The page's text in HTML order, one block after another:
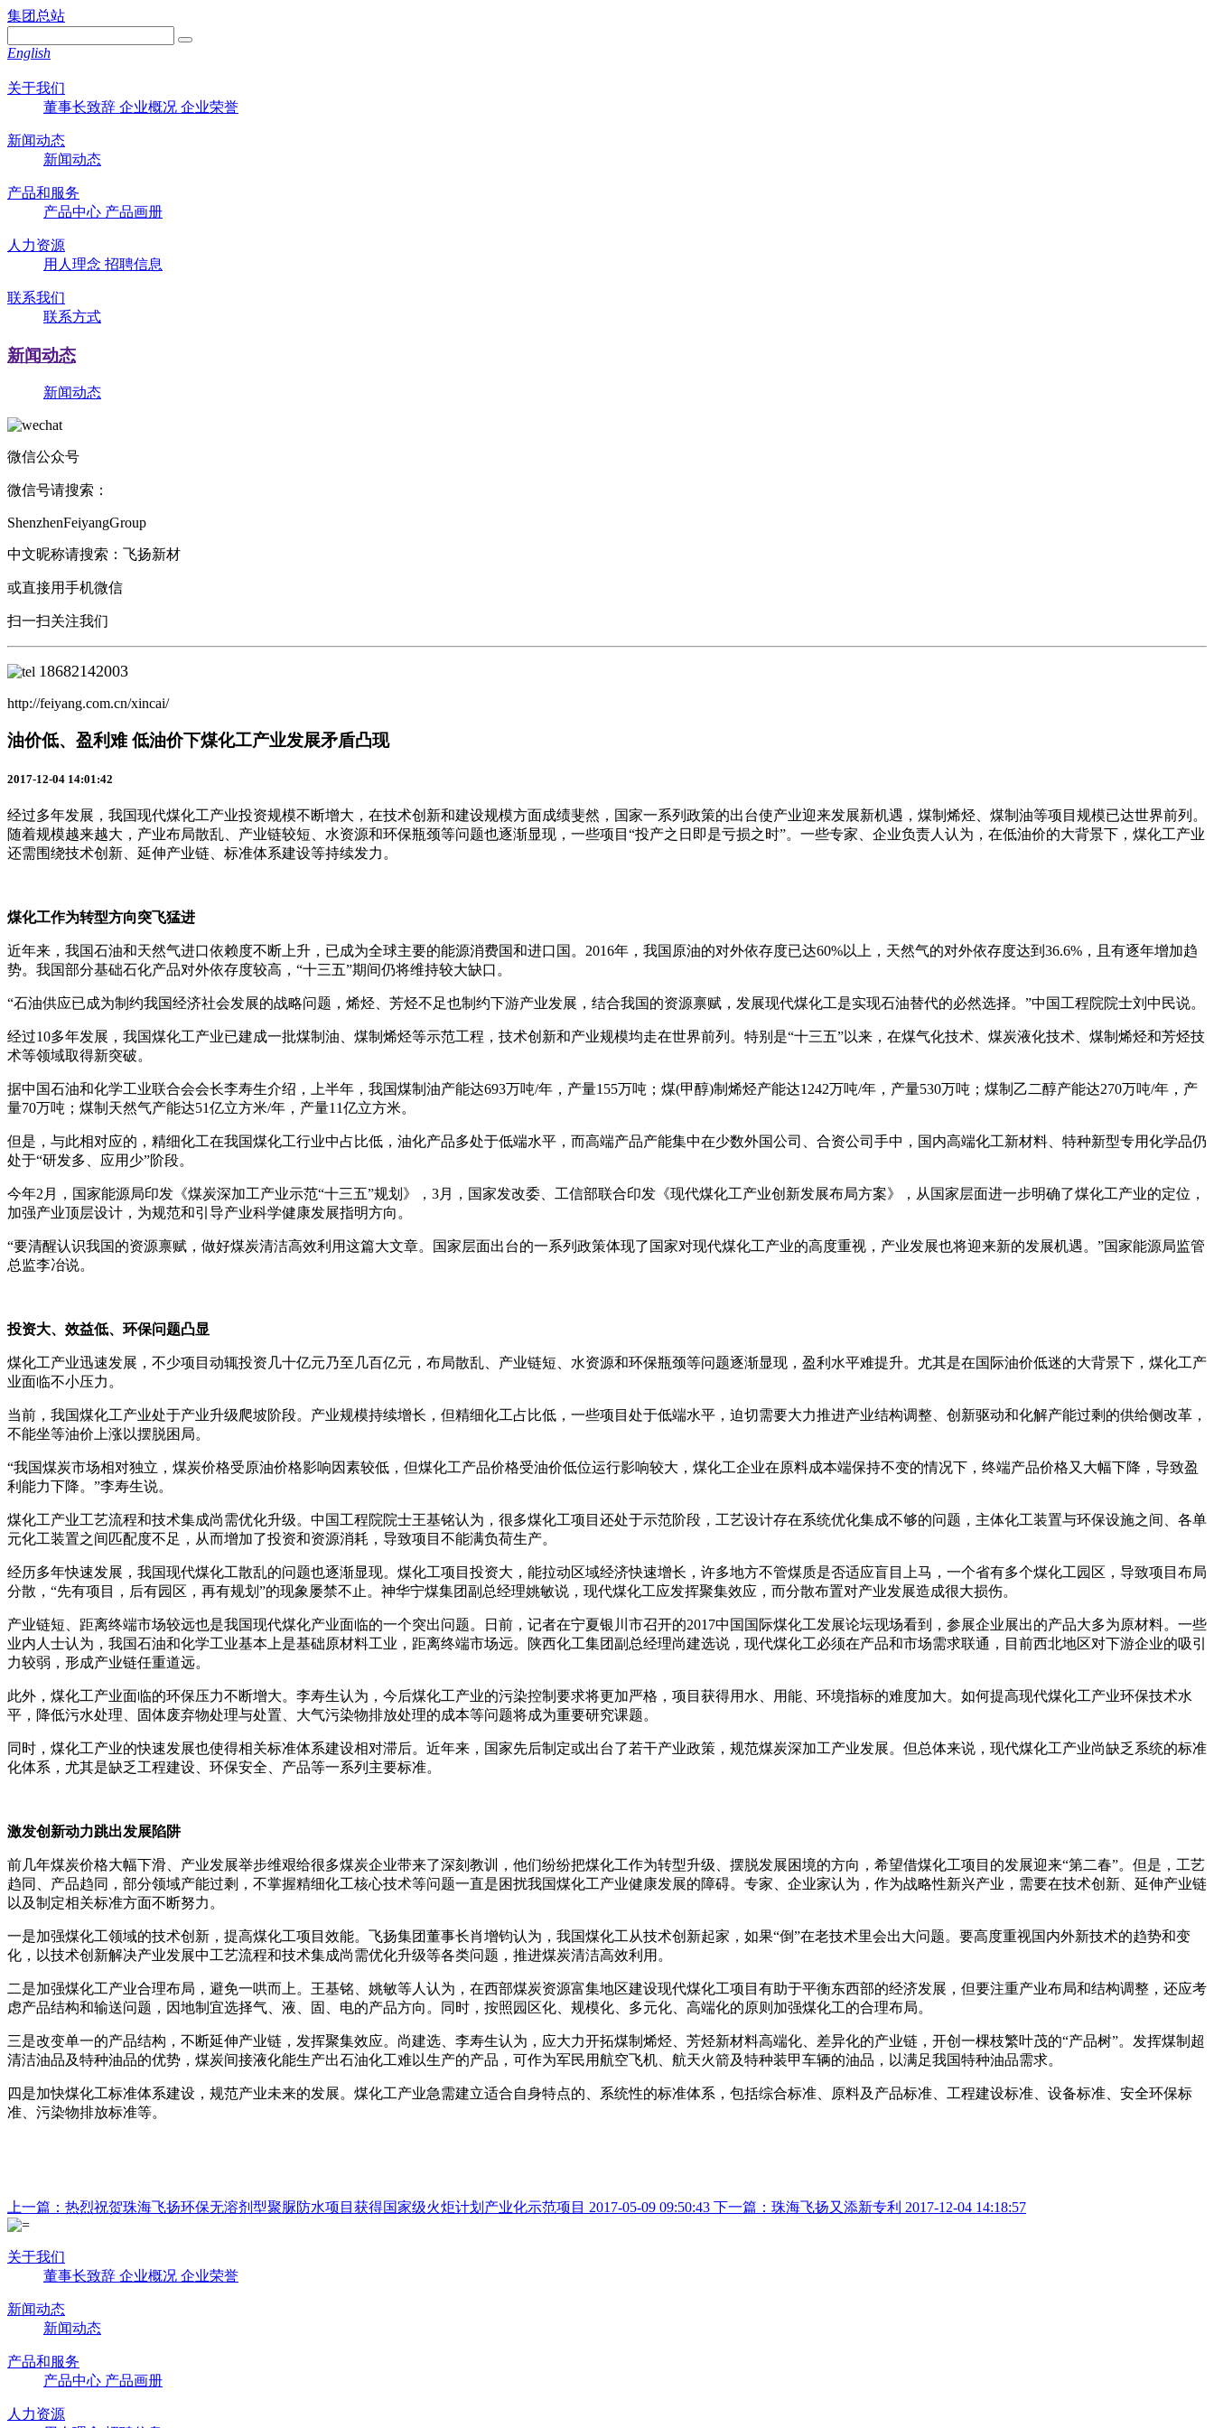
集团总站
English
关于我们
董事长致辞 企业概况 企业荣誉
新闻动态
新闻动态
产品和服务
产品中心 产品画册
人力资源
用人理念 招聘信息
联系我们
联系方式
新闻动态
新闻动态
微信公众号
微信号请搜索：
ShenzhenFeiyangGroup
中文昵称请搜索：飞扬新材
或直接用手机微信
扫一扫关注我们
18682142003
http://feiyang.com.cn/xincai/
油价低、盈利难 低油价下煤化工产业发展矛盾凸现
2017-12-04 14:01:42
经过多年发展，我国现代煤化工产业投资规模不断增大，在技术创新和建设规模方面成绩斐然，国家一系列政策的出台使产业迎来发展新机遇，煤制烯烃、煤制油等项目规模已达世界前列。
随着规模越来越大，产业布局散乱、产业链较短、水资源和环保瓶颈等问题也逐渐显现，一些项目“投产之日即是亏损之时”。一些专家、企业负责人认为，在低油价的大背景下，煤化工产业
还需围绕技术创新、延伸产业链、标准体系建设等持续发力。
煤化工作为转型方向突飞猛进
近年来，我国石油和天然气进口依赖度不断上升，已成为全球主要的能源消费国和进口国。2016年，我国原油的对外依存度已达60%以上，天然气的对外依存度达到36.6%，且有逐年增加趋
势。我国部分基础石化产品对外依存度较高，“十三五”期间仍将维持较大缺口。
“石油供应已成为制约我国经济社会发展的战略问题，烯烃、芳烃不足也制约下游产业发展，结合我国的资源禀赋，发展现代煤化工是实现石油替代的必然选择。”中国工程院院士刘中民说。
经过10多年发展，我国煤化工产业已建成一批煤制油、煤制烯烃等示范工程，技术创新和产业规模均走在世界前列。特别是“十三五”以来，在煤气化技术、煤炭液化技术、煤制烯烃和芳烃技
术等领域取得新突破。
据中国石油和化学工业联合会会长李寿生介绍，上半年，我国煤制油产能达693万吨/年，产量155万吨；煤(甲醇)制烯烃产能达1242万吨/年，产量530万吨；煤制乙二醇产能达270万吨/年，产
量70万吨；煤制天然气产能达51亿立方米/年，产量11亿立方米。
但是，与此相对应的，精细化工在我国煤化工行业中占比低，油化产品多处于低端水平，而高端产品产能集中在少数外国公司、合资公司手中，国内高端化工新材料、特种新型专用化学品仍
处于“研发多、应用少”阶段。
今年2月，国家能源局印发《煤炭深加工产业示范“十三五”规划》，3月，国家发改委、工信部联合印发《现代煤化工产业创新发展布局方案》，从国家层面进一步明确了煤化工产业的定位，
加强产业顶层设计，为规范和引导产业科学健康发展指明方向。
“要清醒认识我国的资源禀赋，做好煤炭清洁高效利用这篇大文章。国家层面出台的一系列政策体现了国家对现代煤化工产业的高度重视，产业发展也将迎来新的发展机遇。”国家能源局监管
总监李冶说。
投资大、效益低、环保问题凸显
煤化工产业迅速发展，不少项目动辄投资几十亿元乃至几百亿元，布局散乱、产业链短、水资源和环保瓶颈等问题逐渐显现，盈利水平难提升。尤其是在国际油价低迷的大背景下，煤化工产
业面临不小压力。
当前，我国煤化工产业处于产业升级爬坡阶段。产业规模持续增长，但精细化工占比低，一些项目处于低端水平，迫切需要大力推进产业结构调整、创新驱动和化解产能过剩的供给侧改革，
不能坐等油价上涨以摆脱困局。
“我国煤炭市场相对独立，煤炭价格受原油价格影响因素较低，但煤化工产品价格受油价低位运行影响较大，煤化工企业在原料成本端保持不变的情况下，终端产品价格又大幅下降，导致盈
利能力下降。”李寿生说。
煤化工产业工艺流程和技术集成尚需优化升级。中国工程院院士王基铭认为，很多煤化工项目 还处于示范阶段，工艺设计存在系统优化集成不够的问题，主体化工装置与环保设施之间、各单
元化工装置之间匹配度不足，从而增加了投资和资源消耗，导致项目不能满负荷生产。
经历多年快速发展，我国现代煤化工散乱的问题也逐渐显现。煤化工项目投资大，能拉动区域经济快速增长，许多地方不管煤质是否适应盲目上马，一个省有多个煤化工园区，导致项目布局
分散，“先有项目，后有园区，再有规划”的现象屡禁不止。神华宁煤集团副总经理姚敏说，现代煤化工应发挥聚集效应，而分散布置对产业发展造成很大损伤。
产业链短、距离终端市场较远也是我国现代煤化产业面临的一个突出问题。日前，记者在宁夏银川市召开的2017中国国际煤化工发展论坛现场看到，参展企业展出的产品大多为原材料。一些
业内人士认为，我国石油和化学工业基本上是基础原材料工业，距离终端市场远。陕西化工集团副总经理尚建选说，现代煤化工必须在产品和市场需求联通，目前西北地区对下游企业的吸引
力较弱，形成产业链任重道远。
此外，煤化工产业面临的环保压力不断增大。李寿生认为，今后煤化工产业的污染控制要求将更加严格，项目获得用水、用能、环境指标的难度加大。如何提高现代煤化工产业环保技术水
平，降低污水处理、固体废弃物处理与处置、大气污染物排放处理的成本等问题将成为重要研究课题。
同时，煤化工产业的快速发展也使得相关标准体系建设相对滞后。近年来，国家先后制定或出台了若干产业政策，规范煤炭深加工产业发展。但总体来说，现代煤化工产业尚缺乏系统的标准
化体系，尤其是缺乏工程建设、环保安全、产品等一系列主要标准。
激发创新动力跳出发展陷阱
前几年煤炭价格大幅下滑、产业发展举步维艰给很多煤炭企业带来了深刻教训，他们纷纷把煤化工作为转型升级、摆脱发展困境的方向，希望借煤化工项目的发展迎来“第二春”。但是，工艺
趋同、产品趋同，部分领域产能过剩，不掌握精细化工核心技术等问题一直是困扰我国煤化工产业健康发展的障碍。专家、企业家认为，作为战略性新兴产业，需要在技术创新、延伸产业链
以及制定相关标准方面不断努力。
一是加强煤化工领域的技术创新，提高煤化工项目效能。飞扬集团董事长肖增钧认为，我国煤化工从技术创新起家，如果“倒”在老技术里会出大问题。要高度重视国内外新技术的趋势和变
化，以技术创新解决产业发展中工艺流程和技术集成尚需优化升级等各类问题，推进煤炭清洁高效利用。
二是加强煤化工产业合理布局，避免一哄而上。王基铭、姚敏等人认为，在西部煤炭资源富集地区建设现代煤化工项目有助于平衡东西部的经济发展，但要注重产业布局和结构调整，还应考
虑产品结构和输送问题，因地制宜选择气、液、固、电的产品方向。同时，按照园区化、规模化、多元化、高端化的原则加强煤化工的合理布局。
三是改变单一的产品结构，不断延伸产业链，发挥聚集效应。尚建选、李寿生认为，应大力开拓煤制烯烃、芳烃新材料高端化、差异化的产业链，开创一棵枝繁叶茂的“产品树”。发挥煤制超
清洁油品及特种油品的优势，煤炭间接液化能生产出石油化工难以生产的产品，可作为军民用航空飞机、航天火箭及特种装甲车辆的油品，以满足我国特种油品需求。
四是加快煤化工标准体系建设，规范产业未来的发展。煤化工产业急需建立适合自身特点的、系统性的标准体系，包括综合标准、原料及产品标准、工程建设标准、设备标准、安全环保标
准、污染物排放标准等。
上一篇：热烈祝贺珠海飞扬环保无溶剂型聚脲防水项目获得国家级火炬计划产业化示范项目 2017-05-09 09:50:43 下一篇：珠海飞扬又添新专利 2017-12-04 14:18:57
关于我们
董事长致辞 企业概况 企业荣誉
新闻动态
新闻动态
产品和服务
产品中心 产品画册
人力资源